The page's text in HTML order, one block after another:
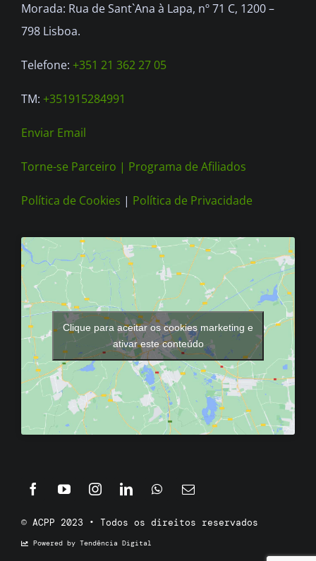
chosen
on
the
page
Morada: Rua de Sant`Ana à Lapa, nº 71 C, 1200 –
798 Lisboa.
Telefone: +351 21 362 27 05
TM: +351915284991
Enviar Email
Torne-se Parceiro | Programa de Afiliados
Política de Cookies | Política de Privacidade
Clique para aceitar os cookies marketing e
ativar este conteúdo
© ACPP 2023 • Todos os direitos reservados
Powered by Tendência Digital